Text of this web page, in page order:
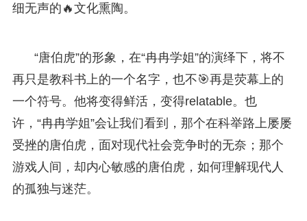
细无声的🔥文化熏陶。
“唐伯虎”的形象，在“冉冉学姐”的演绎下，将不
再只是教科书上的一个名字，也不🎯再是荧幕上的
一个符号。他将变得鲜活，变得relatable。也
许，“冉冉学姐”会让我们看到，那个在科举路上屡屡
受挫的唐伯虎，面对现代社会竞争时的无奈；那个
游戏人间，却内心敏感的唐伯虎，如何理解现代人
的孤独与迷茫。